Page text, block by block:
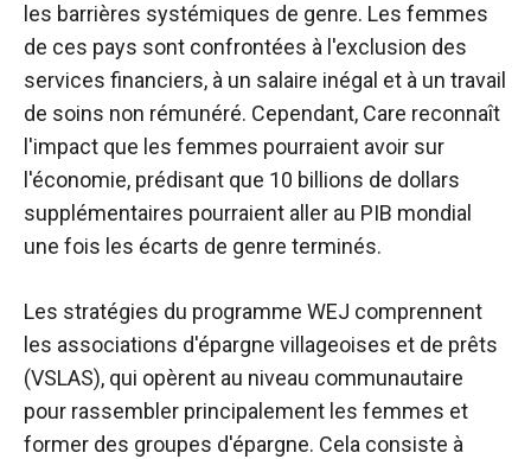
les barrières systémiques de genre. Les femmes
de ces pays sont confrontées à l'exclusion des
services financiers, à un salaire inégal et à un travail
de soins non rémunéré. Cependant, Care reconnaît
l'impact que les femmes pourraient avoir sur
l'économie, prédisant que 10 billions de dollars
supplémentaires pourraient aller au PIB mondial
une fois les écarts de genre terminés.
Les stratégies du programme WEJ comprennent
les associations d'épargne villageoises et de prêts
(VSLAS), qui opèrent au niveau communautaire
pour rassembler principalement les femmes et
former des groupes d'épargne. Cela consiste à